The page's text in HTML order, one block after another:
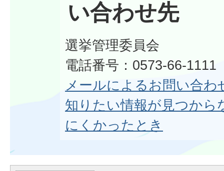
い合わせ先
選挙管理委員会
電話番号：0573-66-1111
メールによるお問い合わ
知りたい情報が見つから
にくかったとき